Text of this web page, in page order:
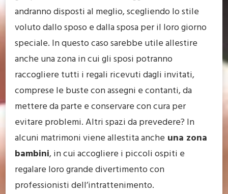
andranno disposti al meglio, scegliendo lo stile
voluto dallo sposo e dalla sposa per il loro giorno
speciale. In questo caso sarebbe utile allestire
anche una zona in cui gli sposi potranno
raccogliere tutti i regali ricevuti dagli invitati,
comprese le buste con assegni e contanti, da
mettere da parte e conservare con cura per
evitare problemi. Altri spazi da prevedere? In
alcuni matrimoni viene allestita anche una zona
bambini, in cui accogliere i piccoli ospiti e
regalare loro grande divertimento con
professionisti dell’intrattenimento.